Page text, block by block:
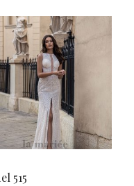
515